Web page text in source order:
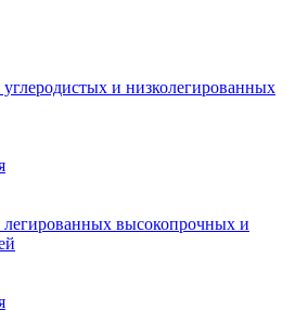
и низколегированных
высокопрочных и